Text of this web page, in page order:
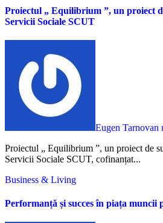
Proiectul „ Equilibrium ”, un proiect
Servicii Sociale SCUT
Eugen Tarnovan
Proiectul „ Equilibrium ”, un proiect de suflet al Asociației de
Servicii Sociale SCUT, cofinanțat...
Business & Living
Performanță și succes în piața muncii